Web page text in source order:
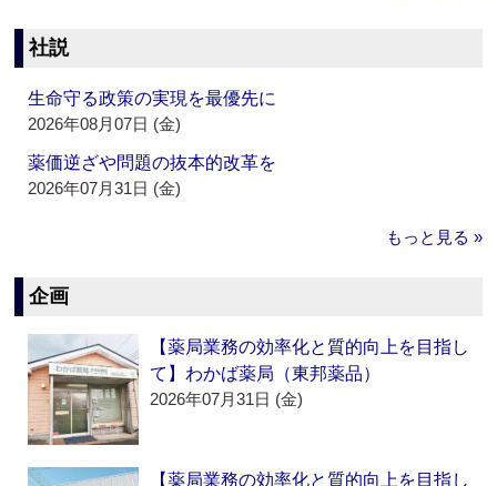
社説
生命守る政策の実現を最優先に
2026年08月07日 (金)
薬価逆ざや問題の抜本的改革を
2026年07月31日 (金)
もっと見る »
企画
【薬局業務の効率化と質的向上を目指し
て】わかば薬局（東邦薬品）
2026年07月31日 (金)
【薬局業務の効率化と質的向上を目指し